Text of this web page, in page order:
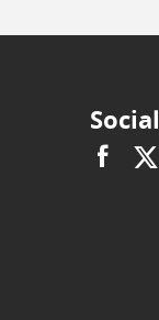
Social